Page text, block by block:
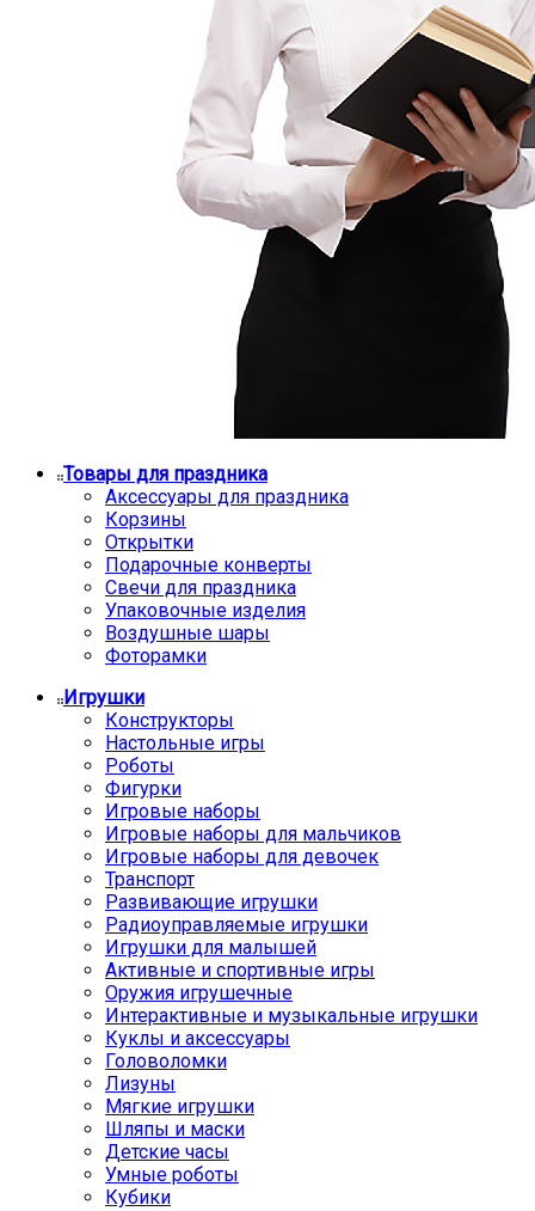
Товары для праздника
Аксессуары для праздника
Корзины
Открытки
Подарочные конверты
Свечи для праздника
Упаковочные изделия
Воздушные шары
Фоторамки
Игрушки
Конструкторы
Настольные игры
Роботы
Фигурки
Игровые наборы
Игровые наборы для мальчиков
Игровые наборы для девочек
Транспорт
Развивающие игрушки
Радиоуправляемые игрушки
Игрушки для малышей
Активные и спортивные игры
Оружия игрушечные
Интерактивные и музыкальные игрушки
Куклы и аксессуары
Головоломки
Лизуны
Мягкие игрушки
Шляпы и маски
Детские часы
Умные роботы
Кубики